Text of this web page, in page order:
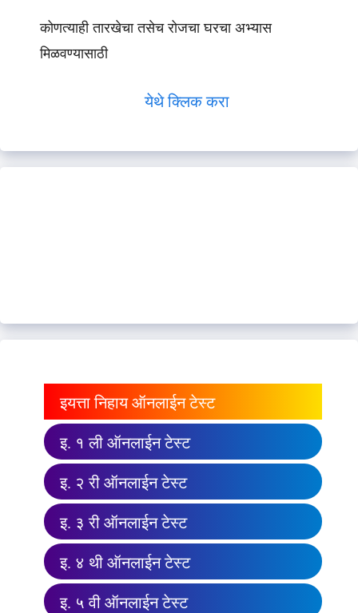
कोणत्याही तारखेचा तसेच रोजचा घरचा अभ्यास
मिळवण्यासाठी
येथे क्लिक करा
इयत्ता निहाय ऑनलाईन टेस्ट
इ. १ ली ऑनलाईन टेस्ट
इ. २ री ऑनलाईन टेस्ट
इ. ३ री ऑनलाईन टेस्ट
इ. ४ थी ऑनलाईन टेस्ट
इ. ५ वी ऑनलाईन टेस्ट